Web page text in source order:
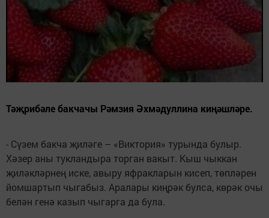
Тәҗрибәле бакчачы Рәмзия Әхмәдуллина киңәшләре.
- Сүзем бакча җиләге – «Виктория» турында булыр.
Хәзер аны тукландыра торган вакыт. Кыш чыккан
җиләкләрнең иске, авыру яфракларын кисеп, төпләрен
йомшартып чыгабыз. Аралары киңрәк булса, көрәк очы
белән генә казып чыгарга да була.